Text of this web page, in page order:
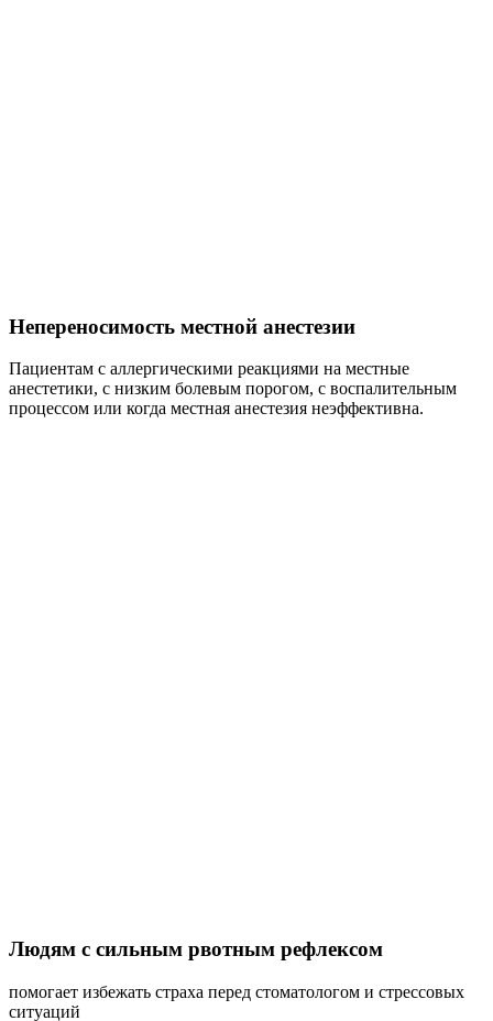
Непереносимость местной анестезии
Пациентам с аллергическими реакциями на местные
анестетики, с низким болевым порогом, с воспалительным
процессом или когда местная анестезия неэффективна.
Людям с сильным рвотным рефлексом
помогает избежать страха перед стоматологом и стрессовых
ситуаций